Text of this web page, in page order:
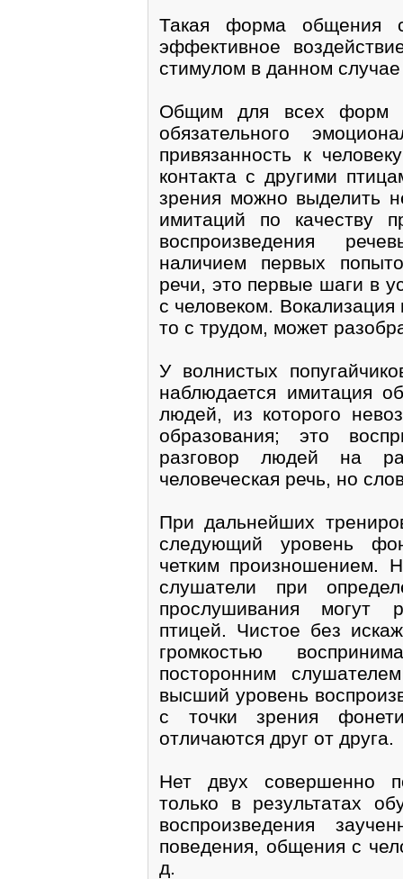
Такая форма общения
эффективное
стимулом в данном случае
Общим для всех форм
обязательного
привязанность к
контакта с другими
зрения можно выделить
имитаций по качеству
воспроизведения
наличием первых
речи, это первые шаги в
с человеком. Вокализация
то с трудом, может
У волнистых
наблюдается имитация
людей, из которого
образования; это
разговор людей на
человеческая речь, но
При дальнейших
следующий уровень
четким произношением.
слушатели при
прослушивания могут
птицей. Чистое без
громкостью
посторонним
высший уровень
с точки зрения
отличаются друг от друга.
Нет двух совершенно
только в результатах
воспроизведения
поведения, общения с
д.